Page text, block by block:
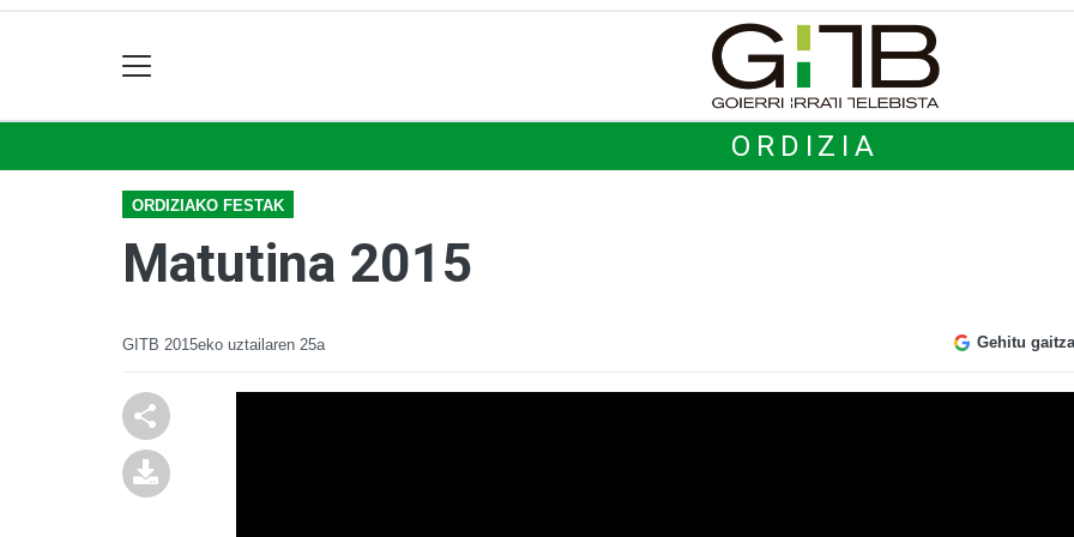
ORDIZIA
ORDIZIAKO FESTAK
Matutina 2015
GITB 2015eko uztailaren 25a Gehitu